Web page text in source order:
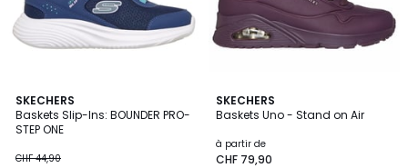
SKECHERS
Baskets Slip-Ins: BOUNDER PRO-
STEP ONE
CHF 44,90
2
Couleurs
SKECHERS
Baskets Uno - Stand on Air
à partir de
CHF 79,90
5
/
2
Couleurs